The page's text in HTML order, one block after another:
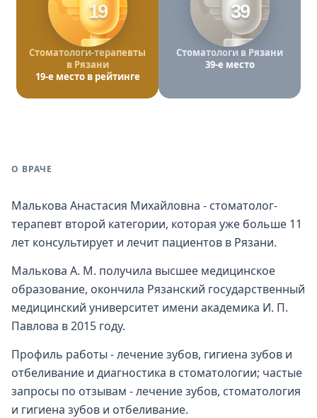
19
Стоматологи-терапевты
в Рязани
19-е место в рейтинге
39
Стоматологи в Рязани
39-е место
О ВРАЧЕ
Малькова Анастасия Михайловна - стоматолог-
терапевт второй категории, которая уже больше 11
лет консультирует и лечит пациентов в Рязани.
Малькова А. М. получила высшее медицинское
образование, окончила Рязанский государственный
медицинский университет имени академика И. П.
Павлова в 2015 году.
Профиль работы - лечение зубов, гигиена зубов и
отбеливание и диагностика в стоматологии; частые
запросы по отзывам - лечение зубов, стоматология
и гигиена зубов и отбеливание.